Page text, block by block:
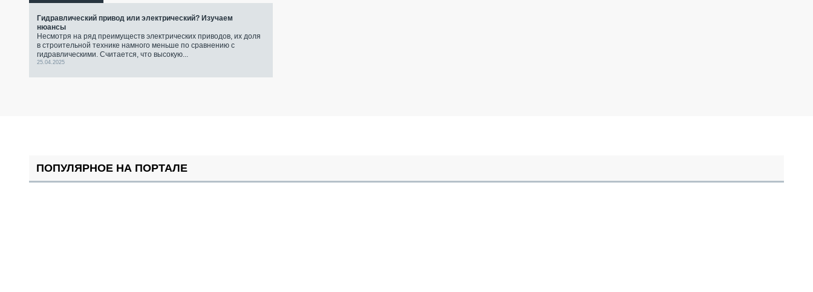
Гидравлический привод или электрический? Изучаем
нюансы
Несмотря на ряд преимуществ электрических приводов, их доля
в строительной технике намного меньше по сравнению с
гидравлическими. Считается, что высокую...
25.04.2025
ПОПУЛЯРНОЕ НА ПОРТАЛЕ